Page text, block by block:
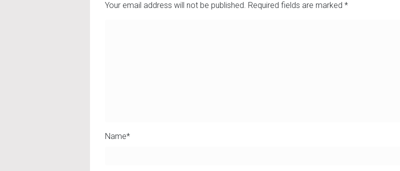
Your email address will not be published. Required fields are marked *
Name*